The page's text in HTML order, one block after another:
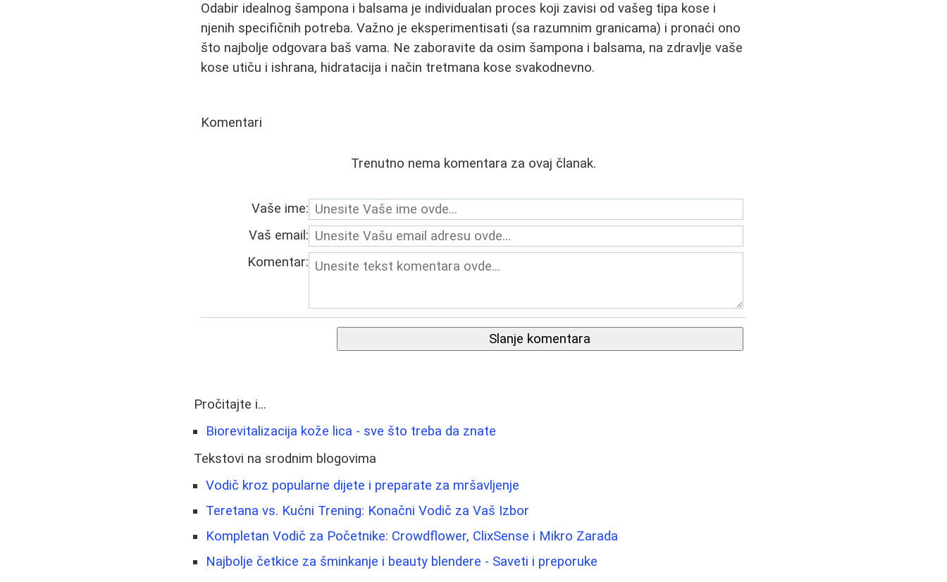
Odabir idealnog šampona i balsama je individualan proces koji zavisi od vašeg tipa kose i
njenih specifičnih potreba. Važno je eksperimentisati (sa razumnim granicama) i pronaći ono
što najbolje odgovara baš vama. Ne zaboravite da osim šampona i balsama, na zdravlje vaše
kose utiču i ishrana, hidratacija i način tretmana kose svakodnevno.
Komentari
Trenutno nema komentara za ovaj članak.
Vaše ime:
Vaš email:
Komentar:
Slanje komentara
Pročitajte i...
Biorevitalizacija kože lica - sve što treba da znate
Tekstovi na srodnim blogovima
Vodič kroz popularne dijete i preparate za mršavljenje
Teretana vs. Kućni Trening: Konačni Vodič za Vaš Izbor
Kompletan Vodič za Početnike: Crowdflower, ClixSense i Mikro Zarada
Najbolje četkice za šminkanje i beauty blendere - Saveti i preporuke